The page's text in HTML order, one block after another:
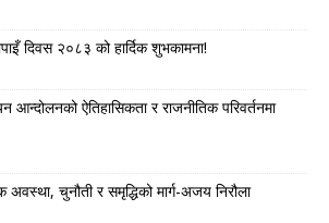
दिवस २०८३ को हार्दिक शुभकामना!
ऐतिहासिकता र राजनीतिक परिवर्तनमा
अवस्था, चुनौती र समृद्धिको मार्ग-अजय निरौला